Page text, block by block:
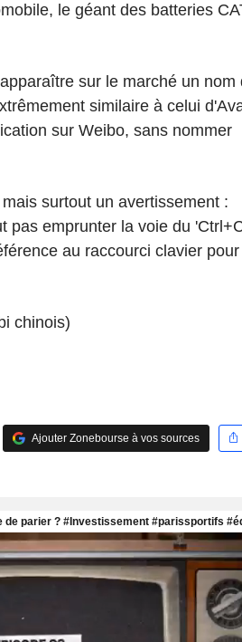
le géant des batteries
sur le marché un nom
similaire à celui
sur Weibo, sans nommer
surtout un avertissement :
pas emprunter la voie du
au raccourci clavier pour
chinois)
Ajouter Zonebourse à vos sources